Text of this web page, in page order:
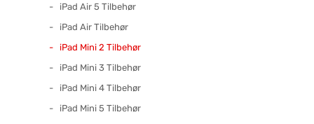
iPad Air 5 Tilbehør
iPad Air Tilbehør
iPad Mini 2 Tilbehør
iPad Mini 3 Tilbehør
iPad Mini 4 Tilbehør
iPad Mini 5 Tilbehør